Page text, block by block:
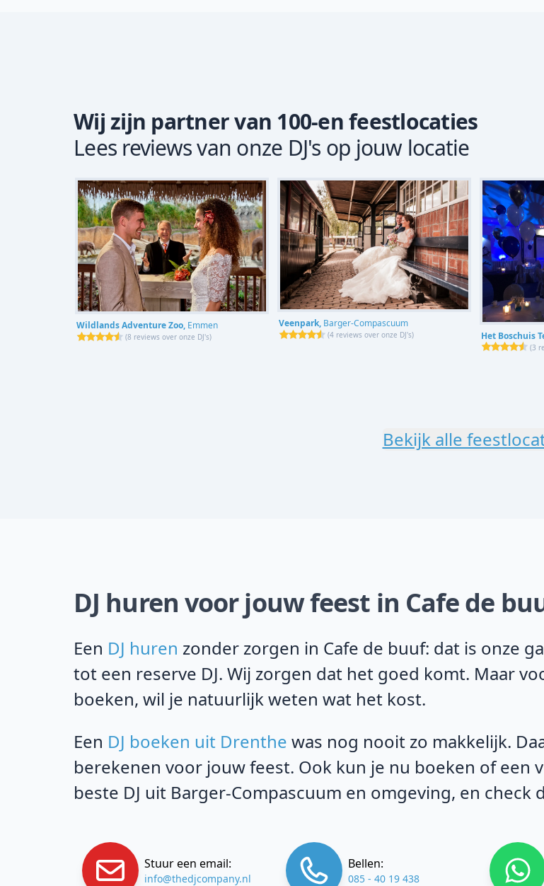
Wij zijn partner van 100-en feestlocaties
Lees reviews van onze DJ's op jouw locatie
Wildlands Adventure Zoo, Emmen
(8 reviews over onze DJ's)
Veenpark, Barger-Compascuum
(4 reviews over onze DJ's) Het Boschuis
(3
Bekijk alle
DJ huren voor jouw feest in Cafe de
Een DJ huren zonder zorgen in Cafe de buuf: dat is onze
tot een reserve DJ. Wij zorgen dat het goed komt. Maar
boeken, wil je natuurlijk weten wat het kost.
Een DJ boeken uit Drenthe was nog nooit zo makkelijk.
berekenen voor jouw feest. Ook kun je nu boeken of een
beste DJ uit Barger-Compascuum en omgeving, en check
Stuur een email:
info@thedjcompany.nl
Bellen:
085 - 40 19 438